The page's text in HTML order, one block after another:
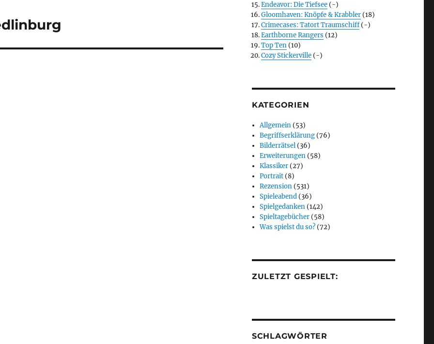
Endeavor: Die Tiefsee (-)
Gloomhaven: Knöpfe & Krabbler (18)
Crimecases: Tatort Traumschiff(-)
Earthborne Rangers (12)
Top Ten (10)
Cozy Stickerville (-)
KATEGORIEN
Allgemein (53)
Begriffserklärung (76)
Bilderrätsel (36)
Erweiterungen (58)
Klassiker (27)
Portrait (8)
Rezension (531)
Spieleabend (36)
Spielgedanken (142)
Spieltagebücher (58)
Was spielst du so? (72)
ZULETZT GESPIELT:
SCHLAGWÖRTER